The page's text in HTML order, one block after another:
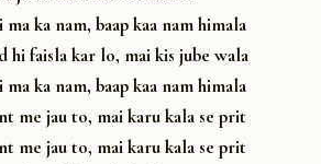
ka nam, baap kaa nam himala
hi faisla kar lo, mai kis jube wala
ka nam, baap kaa nam himala
me jau to, mai karu kala se prit
me jau to, mai karu kala se prit